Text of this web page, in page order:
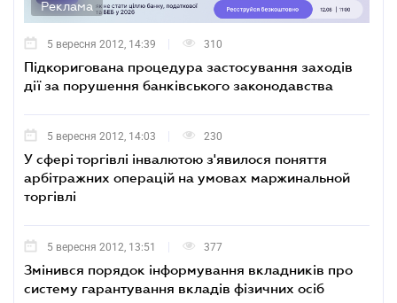
Реклама
5 вересня 2012, 14:39 310
Підкоригована процедура застосування заходів
дії за порушення банківського законодавства
5 вересня 2012, 14:03 230
У сфері торгівлі інвалютою з'явилося поняття
арбітражних операцій на умовах маржинальной
торгівлі
5 вересня 2012, 13:51 377
Змінився порядок інформування вкладників про
систему гарантування вкладів фізичних осіб